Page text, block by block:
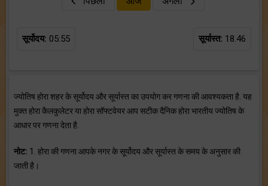
सूर्योदय: 05:55 सूर्यास्त: 18.46
ज्योतिष होरा शहर के सूर्योदय और सूर्यास्त का उपयोग कर गणना की आवश्यकता है. यह
मुक्त होरा कैलकुलेटर या होरा सॉफ्टवेयर आप सटीक दैनिक होरा भारतीय ज्योतिष के
आधार पर गणना देता है.
नोट: 1. होरा की गणना आपके नगर के सूर्योदय और सूर्यास्त के समय के अनुसार की
जाती है।